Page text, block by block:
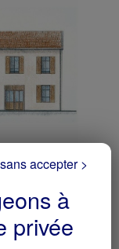
en
à
privée
accepter >